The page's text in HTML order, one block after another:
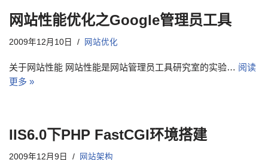
网站性能优化之Google管理员工具
2009年12月10日 网站优化
关于网站性能 网站性能是网站管理员工具研究室的实验… 阅读
更多 »
IIS6.0下PHP FastCGI环境搭建
2009年12月9日 网站架构